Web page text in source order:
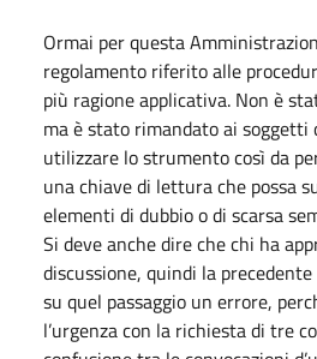
Ormai per questa
regolamento riferito alle
più ragione applicativa. Non è
ma è stato rimandato ai soggetti
utilizzare lo strumento così da
una chiave di lettura che possa
elementi di dubbio o di scarsa
Si deve anche dire che chi ha
discussione, quindi la
su quel passaggio un errore,
l’urgenza con la richiesta di tre